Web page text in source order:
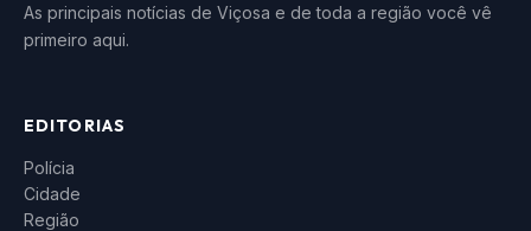
As principais notícias de Viçosa e de toda a região você vê
primeiro aqui.
EDITORIAS
Polícia
Cidade
Região